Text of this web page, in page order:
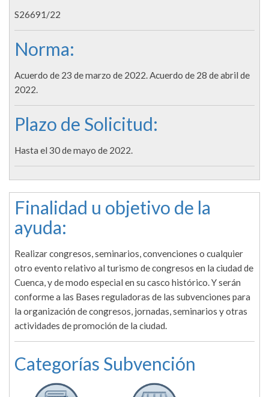
S26691/22
Norma:
Acuerdo de 23 de marzo de 2022. Acuerdo de 28 de abril de
2022.
Plazo de Solicitud:
Hasta el 30 de mayo de 2022.
Finalidad u objetivo de la
ayuda:
Realizar congresos, seminarios, convenciones o cualquier
otro evento relativo al turismo de congresos en la ciudad de
Cuenca, y de modo especial en su casco histórico. Y serán
conforme a las Bases reguladoras de las subvenciones para
la organización de congresos, jornadas, seminarios y otras
actividades de promoción de la ciudad.
Categorías Subvención